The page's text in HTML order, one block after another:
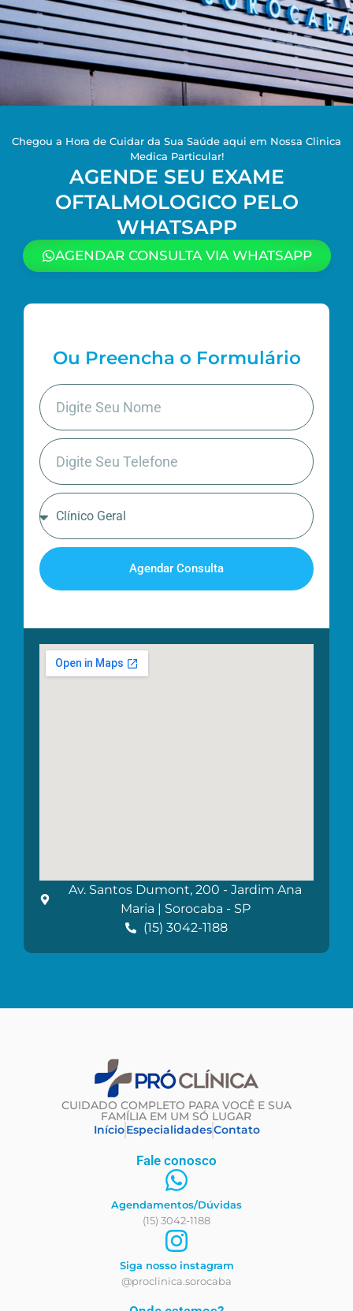
Chegou a Hora de Cuidar da Sua Saúde aqui em Nossa Clinica
Medica Particular!
AGENDE SEU EXAME
OFTALMOLOGICO PELO
WHATSAPP
AGENDAR CONSULTA VIA WHATSAPP
Ou Preencha o Formulário
Agendar Consulta
Av. Santos Dumont, 200 - Jardim Ana
Maria | Sorocaba - SP
(15) 3042-1188
CUIDADO COMPLETO PARA VOCÊ E SUA
FAMÍLIA EM UM SÓ LUGAR
InícioEspecialidadesContato
Fale conosco
Agendamentos/Dúvidas
(15) 3042-1188
Siga nosso instagram
@proclinica.sorocaba